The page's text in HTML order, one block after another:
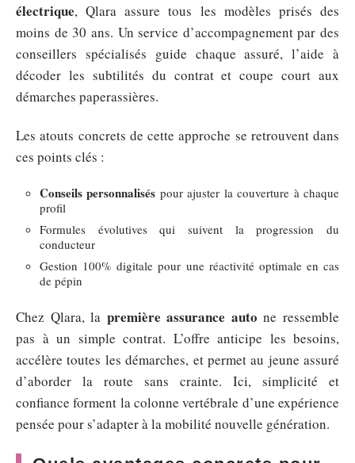
électrique, Qlara assure tous les modèles prisés des
moins de 30 ans. Un service d’accompagnement par des
conseillers spécialisés guide chaque assuré, l’aide à
décoder les subtilités du contrat et coupe court aux
démarches paperassières.
Les atouts concrets de cette approche se retrouvent dans
ces points clés :
Conseils personnalisés pour ajuster la couverture à chaque
profil
Formules évolutives qui suivent la progression du
conducteur
Gestion 100% digitale pour une réactivité optimale en cas
de pépin
Chez Qlara, la première assurance auto ne ressemble
pas à un simple contrat. L’offre anticipe les besoins,
accélère toutes les démarches, et permet au jeune assuré
d’aborder la route sans crainte. Ici, simplicité et
confiance forment la colonne vertébrale d’une expérience
pensée pour s’adapter à la mobilité nouvelle génération.